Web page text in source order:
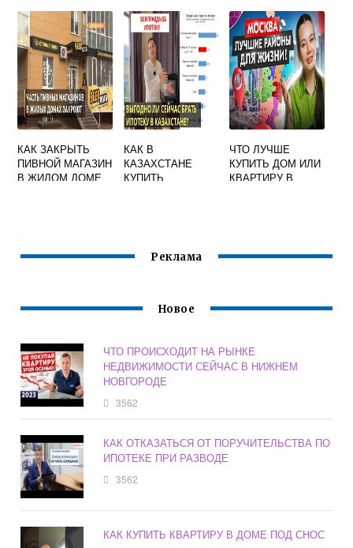
КАК ЗАКРЫТЬ
ПИВНОЙ МАГАЗИН
В ЖИЛОМ ДОМЕ
КАК В
КАЗАХСТАНЕ
КУПИТЬ
ЧТО ЛУЧШЕ
КУПИТЬ ДОМ ИЛИ
КВАРТИРУ В
Реклама
Новое
ЧТО ПРОИСХОДИТ НА РЫНКЕ
НЕДВИЖИМОСТИ СЕЙЧАС В НИЖНЕМ
НОВГОРОДЕ
3562
КАК ОТКАЗАТЬСЯ ОТ ПОРУЧИТЕЛЬСТВА ПО
ИПОТЕКЕ ПРИ РАЗВОДЕ
3562
КАК КУПИТЬ КВАРТИРУ В ДОМЕ ПОД СНОС